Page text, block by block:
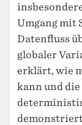
Umgang mit
Datenfluss
globaler
erklärt, wie
kann und